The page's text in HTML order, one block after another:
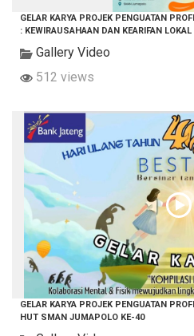
GELAR KARYA PROJEK PENGUATAN
: KEWIRAUSAHAAN DAN KEARIFAN
Gallery Video
512 views
GELAR KARYA PROJEK PENGUATAN
HUT SMAN JUMAPOLO KE-40